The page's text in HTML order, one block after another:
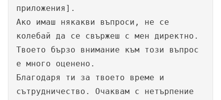
приложения].
Ако имаш някакви въпроси, не се
колебай да се свържеш с мен директно.
Твоето бързо внимание към този въпрос
е много оценено.
Благодаря ти за твоето време и
сътрудничество. Очаквам с нетърпение